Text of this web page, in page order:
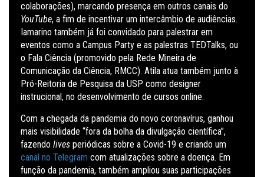
colaborações), marcando presença em outros canais do
YouTube, a fim de incentivar um intercâmbio de audiências.
Iamarino também já foi convidado para palestrar em
eventos como a Campus Party e as palestras TEDTalks, ou
o Fala Ciência (promovido pela Rede Mineira de
Comunicação da Ciência, RMCC). Atila atua também junto à
Pró-Reitoria de Pesquisa da USP como designer
instrucional, no desenvolvimento de cursos online.
Com a chegada da pandemia do novo coronavírus, ganhou
mais visibilidade “fora da bolha da divulgação científica”,
fazendo lives periódicas sobre a Covid-19 e criando um
canal no Telegram com atualizações sobre a doença. Em
função da pandemia, também ampliou suas participações